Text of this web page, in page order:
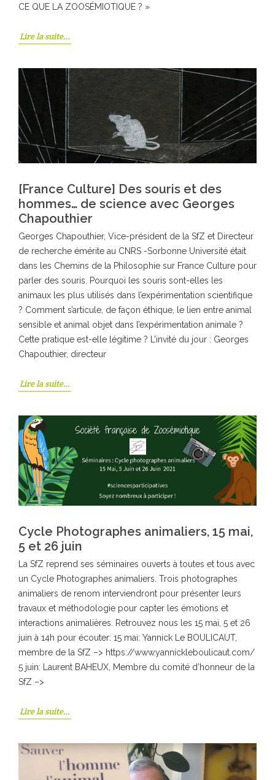
CE QUE LA ZOOSÉMIOTIQUE ? »
Lire la suite…
[France Culture] Des souris et des
hommes… de science avec Georges
Chapouthier
Georges Chapouthier, Vice-président de la SfZ et Directeur
de recherche émérite au CNRS -Sorbonne Université était
dans les Chemins de la Philosophie sur France Culture pour
parler des souris. Pourquoi les souris sont-elles les
animaux les plus utilisés dans l’expérimentation scientifique
? Comment s’articule, de façon éthique, le lien entre animal
sensible et animal objet dans l’expérimentation animale ?
Cette pratique est-elle légitime ? L’invité du jour : Georges
Chapouthier, directeur
Lire la suite…
Cycle Photographes animaliers, 15 mai,
5 et 26 juin
La SfZ reprend ses séminaires ouverts à toutes et tous avec
un Cycle Photographes animaliers. Trois photographes
animaliers de renom interviendront pour présenter leurs
travaux et méthodologie pour capter les émotions et
interactions animalières. Retrouvez nous les 15 mai, 5 et 26
juin à 14h pour écouter: 15 mai: Yannick Le BOULICAUT,
membre de la SfZ –> https://www.yannickleboulicaut.com/
5 juin: Laurent BAHEUX, Membre du comité d’honneur de la
SfZ –>
Lire la suite…